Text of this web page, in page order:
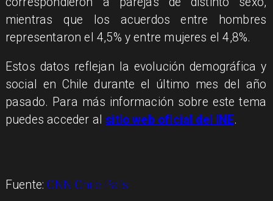
mientras que los acuerdos entre hombres
representaron el 4,5% y entre mujeres el 4,8%.
Estos datos reflejan la evolución demográfica y
social en Chile durante el último mes del año
pasado. Para más información sobre este tema
puedes acceder alsitio web oficial del INE.
Fuente:CNN Chile País